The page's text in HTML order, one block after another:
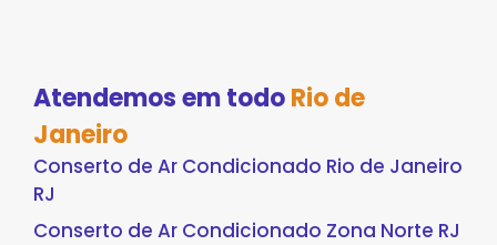
Atendemos em todoRio de
Janeiro
Conserto de Ar Condicionado Rio de Janeiro
RJ
Conserto de Ar Condicionado Zona Norte RJ